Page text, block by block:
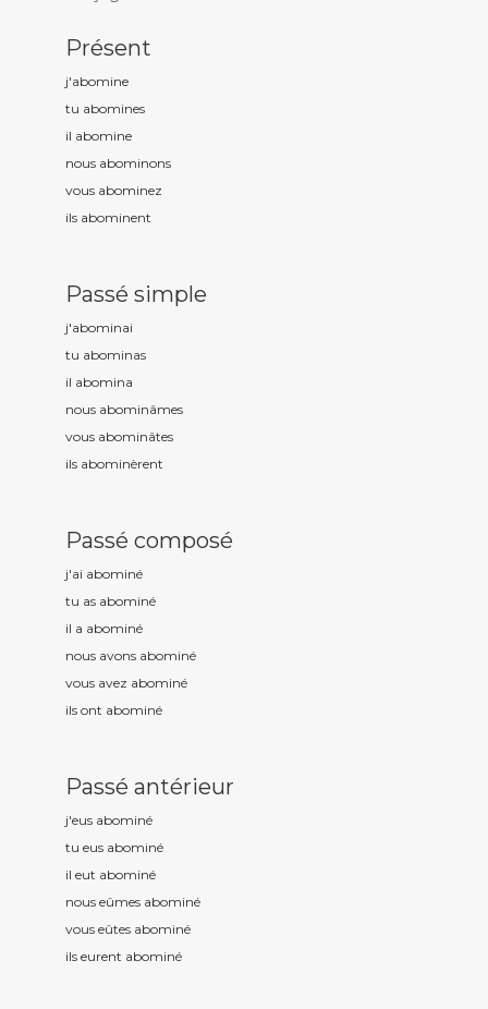
Présent
j'abomine
tu abomines
il abomine
nous abominons
vous abominez
ils abominent
Passé simple
j'abominai
tu abominas
il abomina
nous abominâmes
vous abominâtes
ils abominèrent
Passé composé
j'ai abominé
tu as abominé
il a abominé
nous avons abominé
vous avez abominé
ils ont abominé
Passé antérieur
j'eus abominé
tu eus abominé
il eut abominé
nous eûmes abominé
vous eûtes abominé
ils eurent abominé